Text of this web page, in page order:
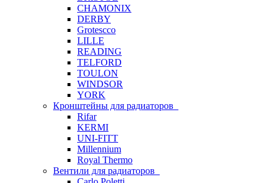
CHAMONIX
DERBY
Grotescco
LILLE
READING
TELFORD
TOULON
WINDSOR
YORK
Кронштейны для радиаторов
Rifar
KERMI
UNI-FITT
Millennium
Royal Thermo
Вентили для радиаторов